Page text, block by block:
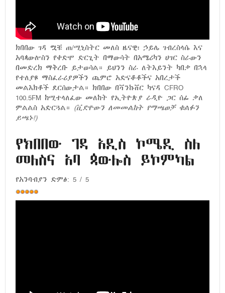
ክበበው ገዳ ሟቹ ጠ/ሚኒስትር መለስ ዜናዊ፣ ኃይሌ ገብረስላሴ እና
አባጳውሎስን የቀድሞ ድርጊት በማውሳት በአሜሪካን ሀገር ስራውን
በመድረክ ማቅረቡ ይታወሳል። ይህንን ስራ ለትእይንት ካበቃ በኋላ
የተለያዩ ማስፈራሪያዎችን ጨምሮ አድናቆቶችና አበረታች
መልእክቶች ደርሰውታል። ክበበው በቫንኩቨር ካናዳ CFRO
100.5FM ከሚተላለፈው መለከት የኢትዮጵያ ራዲዮ ጋር ሰፊ ቃለ
ምልልስ አድርጓል። (ቪድዮውን ለመመልከት የማጫወቻ ቁልፉን
ይጫኑ!)
የክበበው ገዳ አዲስ ኮሜዲ ስለ
መለስና አባ ጳውሎስ ይኮምካል
የአንባብያን ድምፅ: 5 / 5